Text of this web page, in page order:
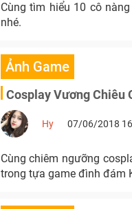
Cùng tìm hiểu 10 cô
nhé.
Ảnh Game
Cosplay Vương Chiêu
Hy 07/06/2018
Cùng chiêm ngưỡng
trong tựa game đình đám